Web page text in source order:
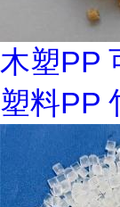
木塑PP
塑料PP